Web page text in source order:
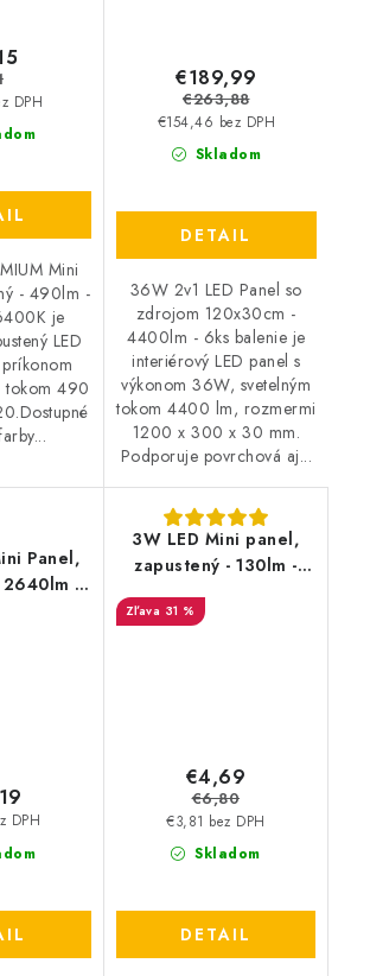
DPH
Mini
- 490lm -
je
LED
tokom 490
Skladom
€154,46 bez DPH
€189,99
€263,88
DETAIL
36W 2v1 LED Panel so
zdrojom 120x30cm -
4400lm - 6ks balenie je
interiérový LED panel s
výkonom 36W, svetelným
tokom 4400 lm, rozmermi
1200 x 300 x 30 mm.
Podporuje povrchová aj...
Panel,
-
DPH
3W LED Mini panel,
zapustený - 130lm -
31 %
Skladom
€3,81 bez DPH
€4,69
€6,80
DETAIL